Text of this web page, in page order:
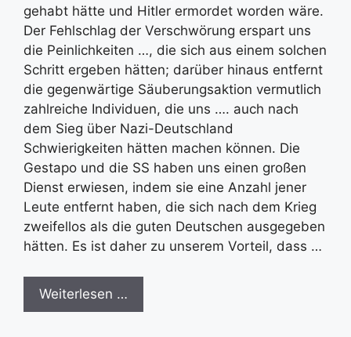
gehabt hätte und Hitler ermordet worden wäre.
Der Fehlschlag der Verschwörung erspart uns
die Peinlichkeiten …, die sich aus einem solchen
Schritt ergeben hätten; darüber hinaus entfernt
die gegenwärtige Säuberungsaktion vermutlich
zahlreiche Individuen, die uns …. auch nach
dem Sieg über Nazi-Deutschland
Schwierigkeiten hätten machen können. Die
Gestapo und die SS haben uns einen großen
Dienst erwiesen, indem sie eine Anzahl jener
Leute entfernt haben, die sich nach dem Krieg
zweifellos als die guten Deutschen ausgegeben
hätten. Es ist daher zu unserem Vorteil, dass …
Weiterlesen …